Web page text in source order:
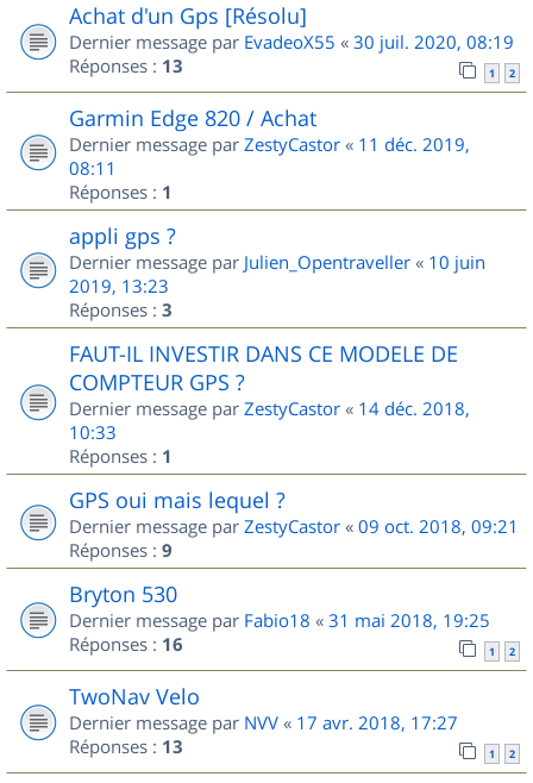
Achat d'un Gps [Résolu]
Dernier message par EvadeoX55 « 30 juil. 2020, 08:19
Réponses : 13 1 2
Garmin Edge 820 / Achat
Dernier message par ZestyCastor « 11 déc. 2019,
08:11
Réponses : 1
appli gps ?
Dernier message par Julien_Opentraveller « 10 juin
2019, 13:23
Réponses : 3
FAUT-IL INVESTIR DANS CE MODELE DE
COMPTEUR GPS ?
Dernier message par ZestyCastor « 14 déc. 2018,
10:33
Réponses : 1
GPS oui mais lequel ?
Dernier message par ZestyCastor « 09 oct. 2018, 09:21
Réponses : 9
Bryton 530
Dernier message par Fabio18 « 31 mai 2018, 19:25
Réponses : 16 1 2
TwoNav Velo
Dernier message par NVV « 17 avr. 2018, 17:27
Réponses : 13 1 2